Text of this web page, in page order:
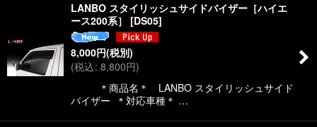
LANBO スタイリッシュサイドバイザー［ハイエ
ース200系］
[DS05]
8,000円(税別)
(税込: 8,800円)
＊商品名＊ LANBO スタイリッシュサイド
バイザー ＊対応車種＊ …